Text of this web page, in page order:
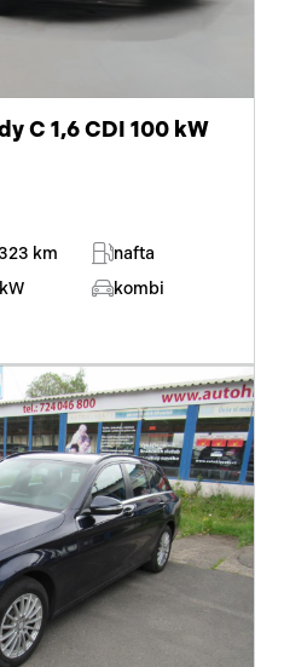
C 1,6 CDI 100 kW
km
nafta
kombi